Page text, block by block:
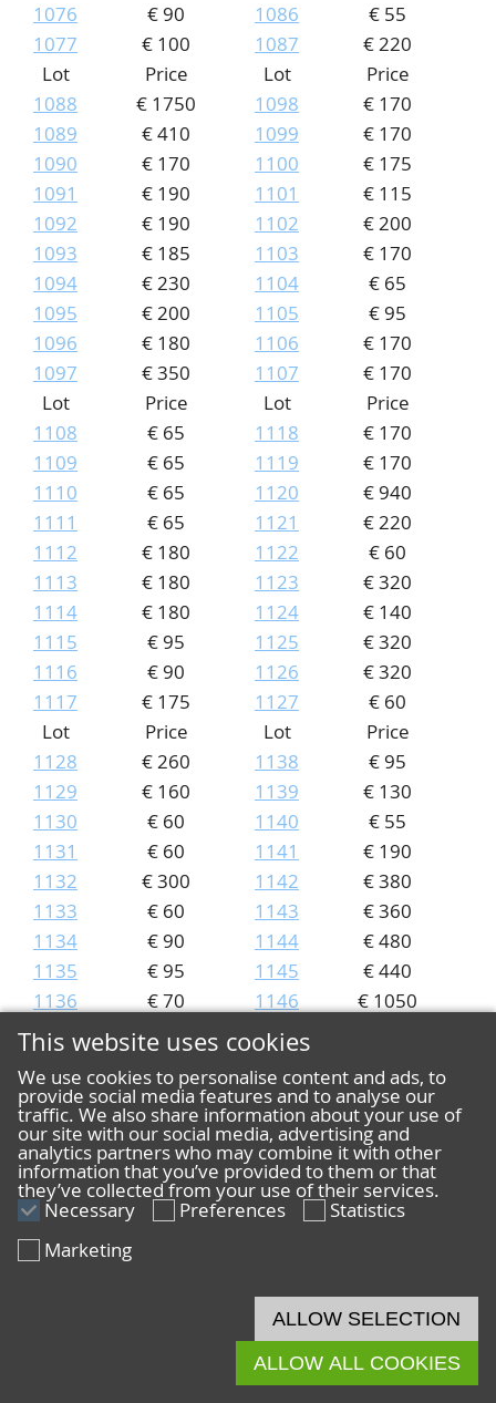
1076
€ 90
1077
€ 100
1086
€ 55
1087
€ 220
Lot
Price
1088
€ 1750
1089
€ 410
1090
€ 170
1091
€ 190
1092
€ 190
1093
€ 185
1094
€ 230
1095
€ 200
1096
€ 180
1097
€ 350
Lot
Price
1098
€ 170
1099
€ 170
1100
€ 175
1101
€ 115
1102
€ 200
1103
€ 170
1104
€ 65
1105
€ 95
1106
€ 170
1107
€ 170
Lot
Price
1108
€ 65
1109
€ 65
1110
€ 65
1111
€ 65
1112
€ 180
1113
€ 180
1114
€ 180
1115
€ 95
1116
€ 90
1117
€ 175
Lot
Price
1118
€ 170
1119
€ 170
1120
€ 940
1121
€ 220
1122
€ 60
1123
€ 320
1124
€ 140
1125
€ 320
1126
€ 320
1127
€ 60
Lot
Price
1128
€ 260
1129
€ 160
1130
€ 60
1131
€ 60
1132
€ 300
1133
€ 60
1134
€ 90
1135
€ 95
1136
€ 70
1137
Lot
Price
1138
€ 95
1139
€ 130
1140
€ 55
1141
€ 190
1142
€ 380
1143
€ 360
1144
€ 480
1145
€ 440
1146
€ 1050
1147
1148
€ 190
1149
€ 160
1150
€ 440
1151
€ 440
1152
€ 55
1153
1154
1158
€ 9200
1159
€ 10500
1160
€ 200
1161
€ 35
1162
€ 75
1165
€ 1100
1166
-
1167
€ 160
Lot Price
This website uses cookies
We use cookies to personalise content and ads, to
provide social media features and to analyse our
traffic. We also share information about your use of
our site with our social media, advertising and
analytics partners who may combine it with other
information that you’ve provided to them or that
they’ve collected from your use of their services.
Necessary Preferences
Statistics
Marketing
ALLOW SELECTION
ALLOW ALL COOKIES